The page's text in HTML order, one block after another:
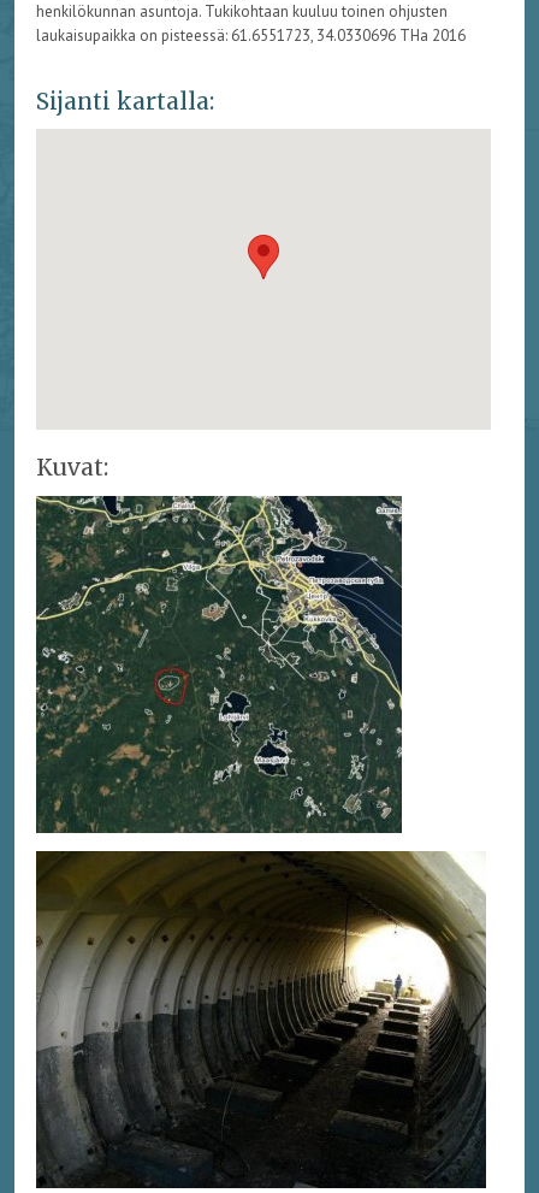
henkilökunnan asuntoja. Tukikohtaan kuuluu toinen ohjusten
laukaisupaikka on pisteessä: 61.6551723, 34.0330696 THa 2016
Sijanti kartalla:
Kuvat: